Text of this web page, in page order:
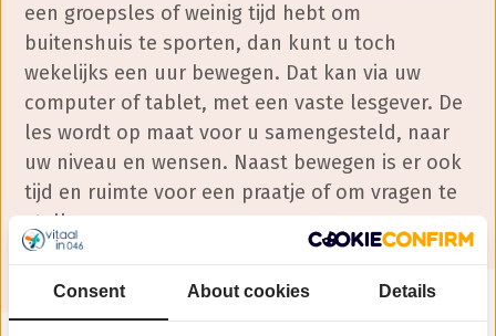
een groepsles of weinig tijd hebt om
buitenshuis te sporten, dan kunt u toch
wekelijks een uur bewegen. Dat kan via uw
computer of tablet, met een vaste lesgever. De
les wordt op maat voor u samengesteld, naar
uw niveau en wensen. Naast bewegen is er ook
tijd en ruimte voor een praatje of om vragen te
stellen.
Consent About cookies Details